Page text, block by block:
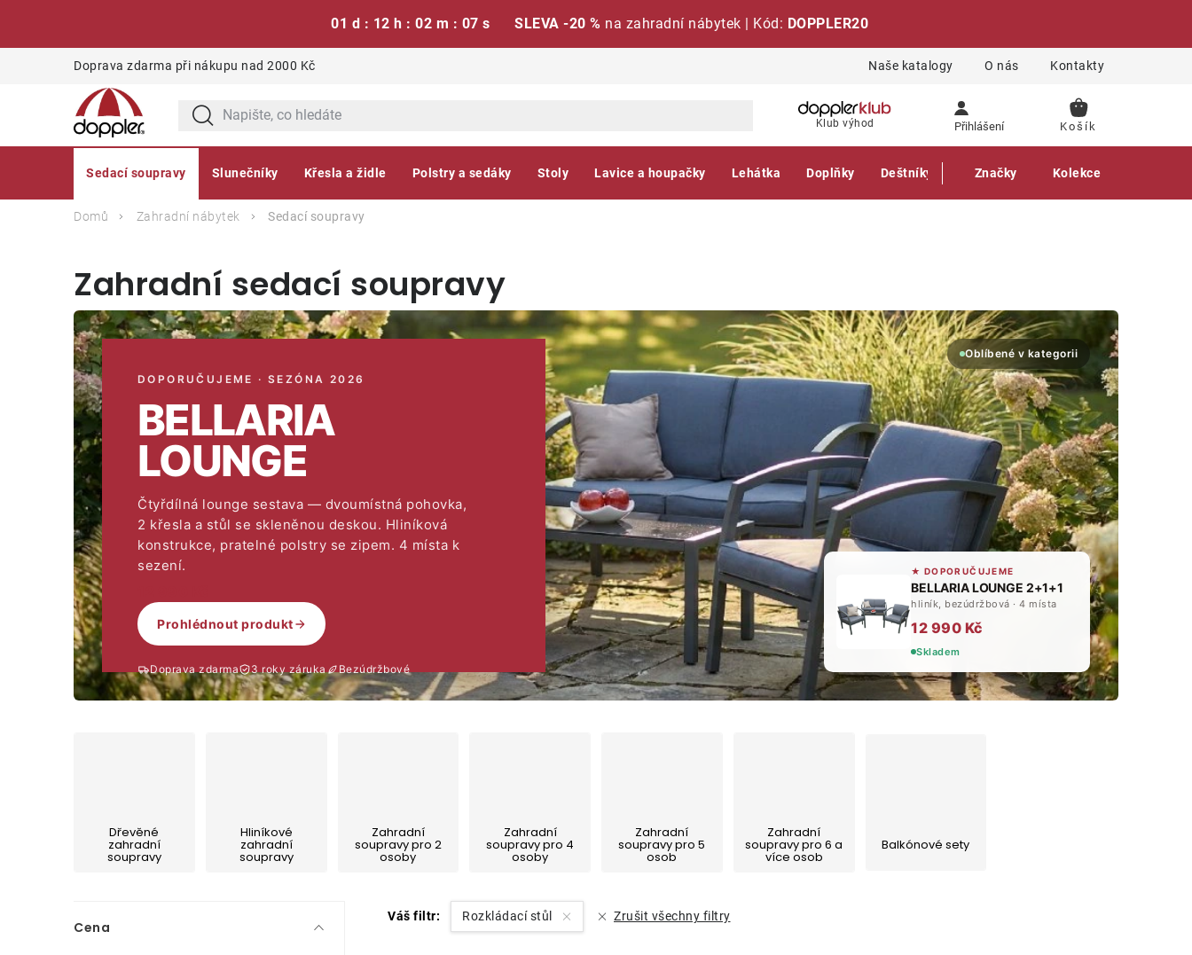
01 d : 12 h : 02 m : 06 s SLEVA -20 % na zahradní nábytek | Kód: DOPPLER20
Doprava zdarma při nákupu nad 2000 Kč Naše katalogy O nás Kontakty
Klub výhod Přihlášení
NÁKUPNÍ
Sedací soupravy Slunečníky Křesla a židle Polstry a sedáky Stoly Lavice a houpačky Lehátka Doplňky Deštníky Gastro produkty
Značky Kolekce
Domů Zahradní nábytek Sedací soupravy
Zahradní sedací soupravy
Oblíbené v kategorii
DOPORUČUJEME · SEZÓNA 2026
BELLARIA
LOUNGE
Čtyřdílná lounge sestava — dvoumístná pohovka,
2 křesla a stůl se skleněnou deskou. Hliníková
konstrukce, pratelné polstry se zipem. 4 místa k
sezení.
Prohlédnout produkt
Doprava zdarma 3 roky záruka Bezúdržbové
★ DOPORUČUJEME
BELLARIA LOUNGE 2+1+1
hliník, bezúdržbová · 4 místa
12 990 Kč
Skladem
Dřevěné
zahradní
soupravy
Hliníkové
zahradní
soupravy
Zahradní
soupravy pro 2
osoby
Zahradní
soupravy pro 4
osoby
Zahradní
soupravy pro 5
osob
Zahradní
soupravy pro 6 a
více osob
Balkónové sety
P
Cena
Váš filtr: Rozkládací stůl Zrušit všechny filtry